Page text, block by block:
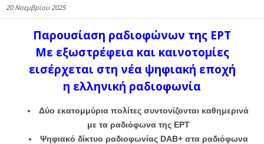
20 Νοεμβρίου 2025
Παρουσίαση ραδιοφώνων της ΕΡΤ
Με εξωστρέφεια και καινοτομίες
εισέρχεται στη νέα ψηφιακή εποχή
η ελληνική ραδιοφωνία
Δύο εκατομμύρια πολίτες συντονίζονται καθημερινά
με τα ραδιόφωνα της ΕΡΤ
Ψηφιακό δίκτυο ραδιοφωνίας DAB+ στα ραδιόφωνα